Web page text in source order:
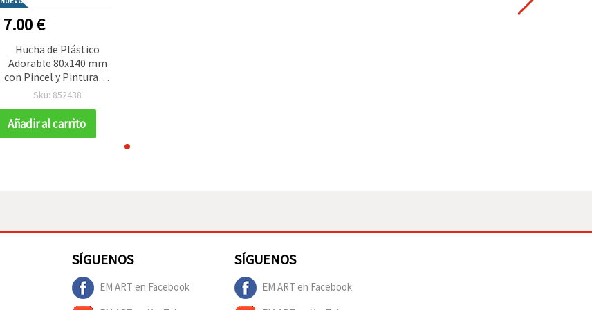
7.00 €
Hucha de Plástico
Adorable 80x140 mm
con Pincel y Pinturas –
Diseño de Zorro Cute
Pintura Infantil
Sku: 852438
Añadir al carrito
SÍGUENOS
EM ART en Facebook
SÍGUENOS
EM ART en Facebook